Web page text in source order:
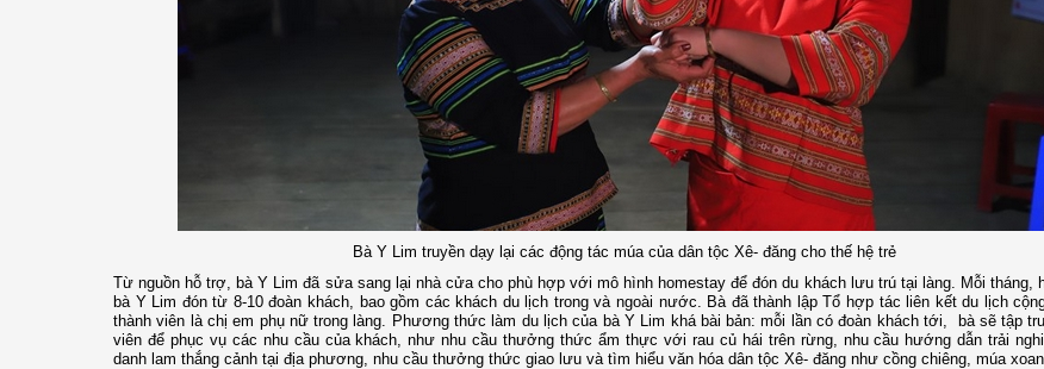
Bà Y Lim truyền dạy lại các động tác múa của dân tộc Xê- đăng cho thế hệ trẻ
Từ nguồn hỗ trợ, bà Y Lim đã sửa sang lại nhà cửa cho phù hợp với mô hình homestay để đón du khách lưu trú tại làng. Mỗi tháng,
bà Y Lim đón từ 8-10 đoàn khách, bao gồm các khách du lịch trong và ngoài nước. Bà đã thành lập Tổ hợp tác liên kết du lịch
thành viên là chị em phụ nữ trong làng. Phương thức làm du lịch của bà Y Lim khá bài bản: mỗi lần có đoàn khách tới, bà sẽ tập
viên để phục vụ các nhu cầu của khách, như nhu cầu thưởng thức ẩm thực với rau củ hái trên rừng, nhu cầu hướng dẫn trải
danh lam thắng cảnh tại địa phương, nhu cầu thưởng thức giao lưu và tìm hiểu văn hóa dân tộc Xê- đăng như cồng chiêng, múa